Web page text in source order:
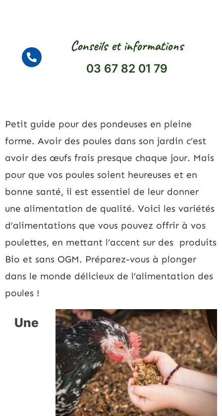
Conseils et informations
03 67 82 01 79
Petit guide pour des pondeuses en pleine
forme. Avoir des poules dans son jardin c’est
avoir des œufs frais presque chaque jour. Mais
pour que vos poules soient heureuses et en
bonne santé, il est essentiel de leur donner
une alimentation de qualité. Voici les variétés
d’alimentations que vous pouvez offrir à vos
poulettes, en mettant l’accent sur des produits
Bio et sans OGM. Préparez-vous à plonger
dans le monde délicieux de l’alimentation des
poules !
Une